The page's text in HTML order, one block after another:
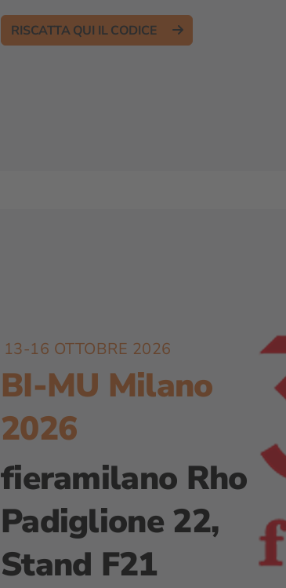
RISCATTA QUI IL CODICE
13-16 OTTOBRE 2026
BI-MU Milano
2026
fieramilano Rho
Padiglione22,
Stand F21